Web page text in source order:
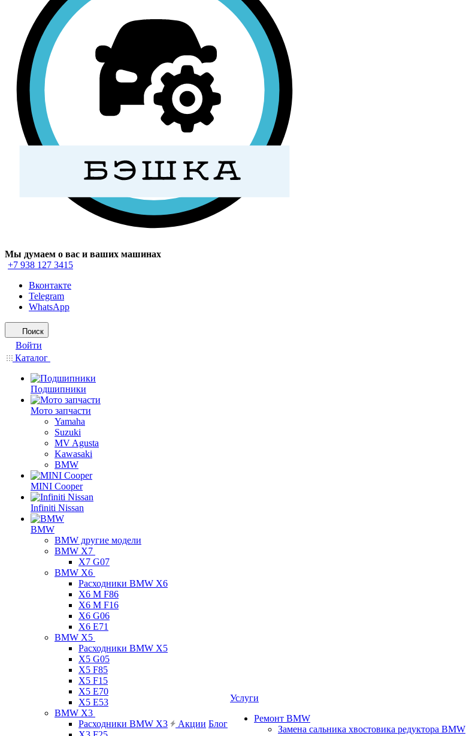
Мы думаем о вас и ваших машинах
+7 938 127 3415
Вконтакте
Telegram
WhatsApp
Поиск
Войти
Каталог
Подшипники
Мото запчасти
Yamaha
Suzuki
MV Agusta
Kawasaki
BMW
MINI Cooper
Infiniti Nissan
BMW
BMW другие модели
BMW X7
X7 G07
BMW X6
Расходники BMW X6
X6 M F86
X6 M F16
X6 G06
X6 E71
BMW X5
Расходники BMW X5
X5 G05
X5 F85
X5 F15
X5 E70
X5 E53
BMW X3
Расходники BMW X3
Акции Блог
Услуги
Ремонт BMW
Замена сальника хвостовика редуктора BMW